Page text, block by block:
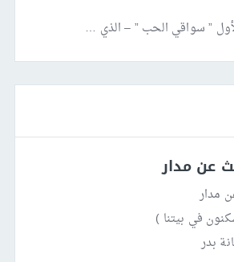
” سواقي الحب ” – الذي …
عن مدار
مدار
في بيتنا )
بدر